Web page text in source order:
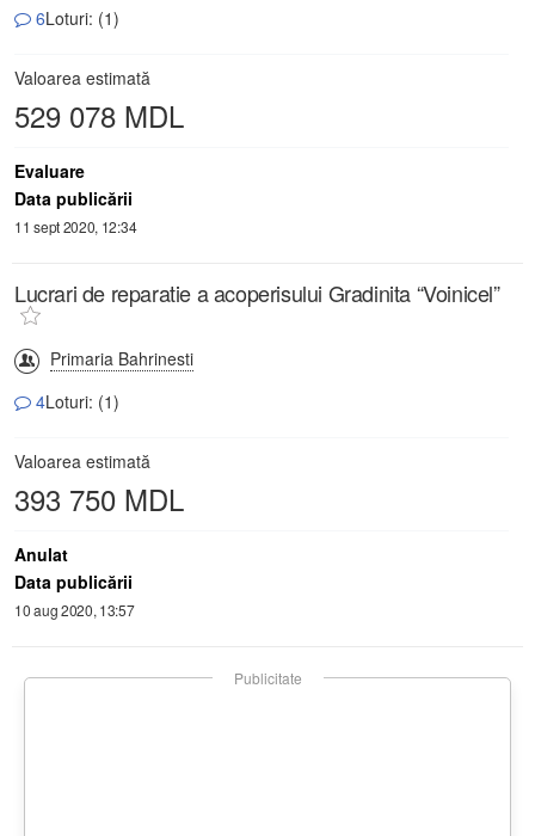
6Loturi: (1)
Valoarea estimată
529 078 MDL
Evaluare
Data publicării
11 sept 2020, 12:34
Lucrari de reparatie a acoperisului Gradinita “Voinicel”
Primaria Bahrinesti
4Loturi: (1)
Valoarea estimată
393 750 MDL
Anulat
Data publicării
10 aug 2020, 13:57
Publicitate